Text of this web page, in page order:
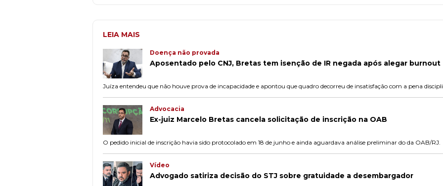
LEIA MAIS
Doença não provada
Aposentado pelo CNJ, Bretas tem isenção de IR negada após alegar burnout
Juíza entendeu que não houve prova de incapacidade e apontou que quadro decorreu de insatisfação com a pena
Advocacia
Ex-juiz Marcelo Bretas cancela solicitação de inscrição na OAB
O pedido inicial de inscrição havia sido protocolado em 18 de junho e ainda aguardava análise preliminar do da OAB/RJ.
Vídeo
Advogado satiriza decisão do STJ sobre gratuidade a desembargador